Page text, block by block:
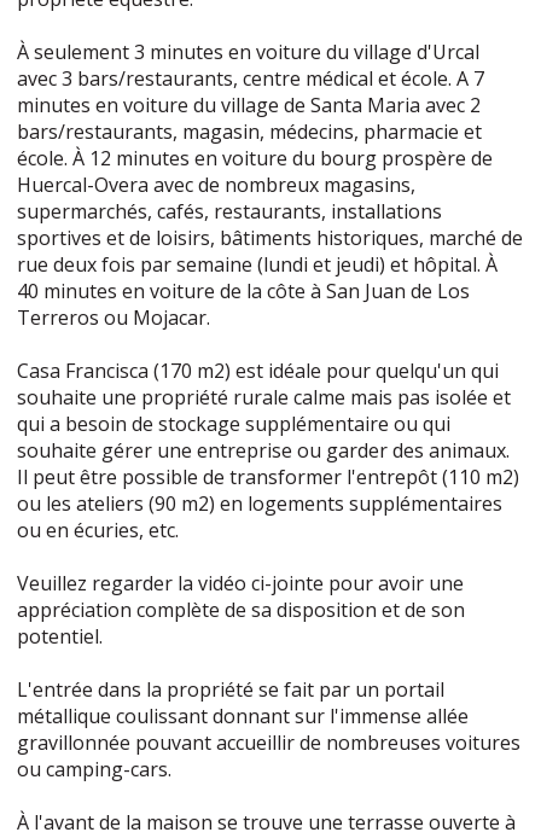
À seulement 3 minutes en voiture du village d'Urcal
avec 3 bars/restaurants, centre médical et école. A 7
minutes en voiture du village de Santa Maria avec 2
bars/restaurants, magasin, médecins, pharmacie et
école. À 12 minutes en voiture du bourg prospère de
Huercal-Overa avec de nombreux magasins,
supermarchés, cafés, restaurants, installations
sportives et de loisirs, bâtiments historiques, marché de
rue deux fois par semaine (lundi et jeudi) et hôpital. À
40 minutes en voiture de la côte à San Juan de Los
Terreros ou Mojacar.
Casa Francisca (170 m2) est idéale pour quelqu'un qui
souhaite une propriété rurale calme mais pas isolée et
qui a besoin de stockage supplémentaire ou qui
souhaite gérer une entreprise ou garder des animaux.
Il peut être possible de transformer l'entrepôt (110 m2)
ou les ateliers (90 m2) en logements supplémentaires
ou en écuries, etc.
Veuillez regarder la vidéo ci-jointe pour avoir une
appréciation complète de sa disposition et de son
potentiel.
L'entrée dans la propriété se fait par un portail
métallique coulissant donnant sur l'immense allée
gravillonnée pouvant accueillir de nombreuses voitures
ou camping-cars.
À l'avant de la maison se trouve une terrasse ouverte à